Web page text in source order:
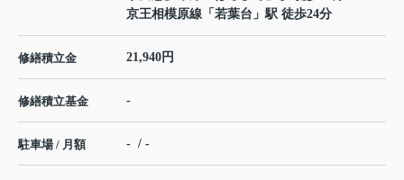
京王相模原線 「 若葉台 」駅 徒歩24分
修繕積立金 21,940円
修繕積立基金 -
駐車場 / 月額 - / -